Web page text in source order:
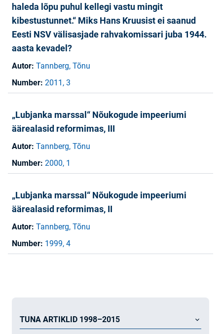
haleda lõpu puhul kellegi vastu mingit
kibestustunnet.“ Miks Hans Kruusist ei saanud
Eesti NSV välisasjade rahvakomissari juba 1944.
aasta kevadel?
Autor: Tannberg, Tõnu
Number: 2011, 3
„Lubjanka marssal“ Nõukogude impeeriumi
äärealasid reformimas, III
Autor: Tannberg, Tõnu
Number: 2000, 1
„Lubjanka marssal“ Nõukogude impeeriumi
äärealasid reformimas, II
Autor: Tannberg, Tõnu
Number: 1999, 4
TUNA ARTIKLID 1998–2015